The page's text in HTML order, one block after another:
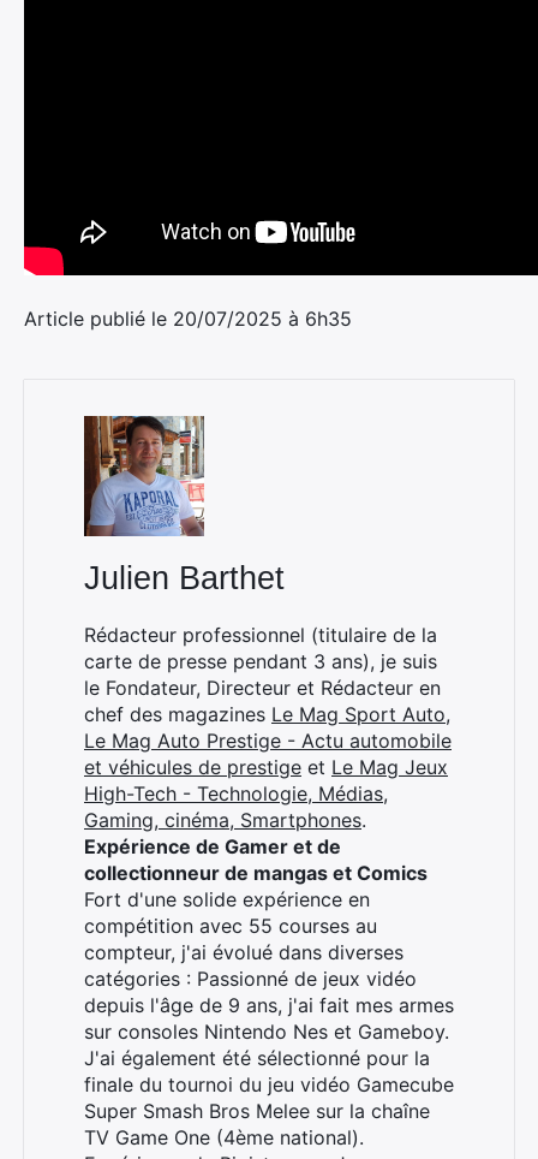
Article publié le 20/07/2025 à 6h35
Julien Barthet
Rédacteur professionnel (titulaire de la
carte de presse pendant 3 ans), je suis
le Fondateur, Directeur et Rédacteur en
chef des magazines Le Mag Sport Auto,
Le Mag Auto Prestige - Actu automobile
et véhicules de prestige et Le Mag Jeux
High-Tech - Technologie, Médias,
Gaming, cinéma, Smartphones.
Expérience de Gamer et de
collectionneur de mangas et Comics
Fort d'une solide expérience en
compétition avec 55 courses au
compteur, j'ai évolué dans diverses
catégories : Passionné de jeux vidéo
depuis l'âge de 9 ans, j'ai fait mes armes
sur consoles Nintendo Nes et Gameboy.
J'ai également été sélectionné pour la
finale du tournoi du jeu vidéo Gamecube
Super Smash Bros Melee sur la chaîne
TV Game One (4ème national).